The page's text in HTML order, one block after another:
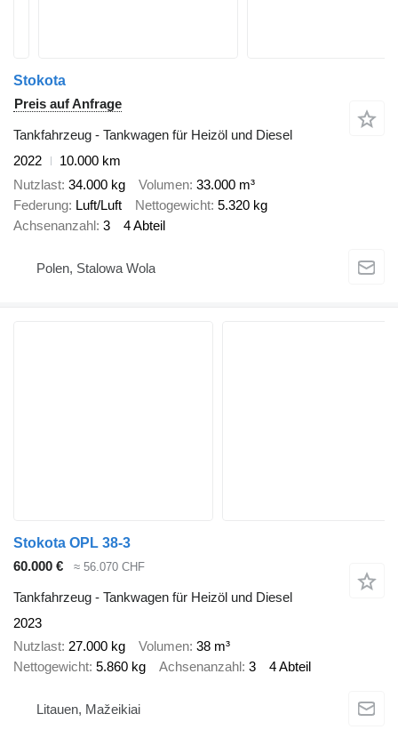
Stokota
Preis auf Anfrage
Tankfahrzeug - Tankwagen für Heizöl und Diesel
2022
10.000 km
Nutzlast 34.000 kg Volumen 33.000 m³
Federung Luft/Luft Nettogewicht 5.320 kg
Achsenanzahl 3 4 Abteil
Polen, Stalowa Wola
Stokota OPL 38-3
60.000 €
≈ 56.070 CHF
Tankfahrzeug - Tankwagen für Heizöl und Diesel
2023
Nutzlast 27.000 kg Volumen 38 m³
Nettogewicht 5.860 kg Achsenanzahl 3 4 Abteil
Litauen, Mažeikiai